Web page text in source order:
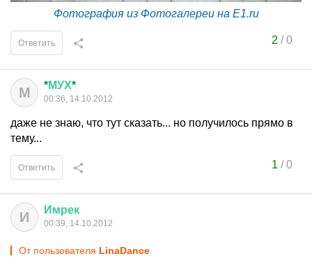
Фотография из Фотогалереи на E1.ru
2 /0
Ответить
М *МУХ*
00:36, 14.10.2012
даже не знаю, что тут сказать... но получилось прямо в
тему...
1 /0
Ответить
И Имрек
00:39, 14.10.2012
От пользователя LinaDance